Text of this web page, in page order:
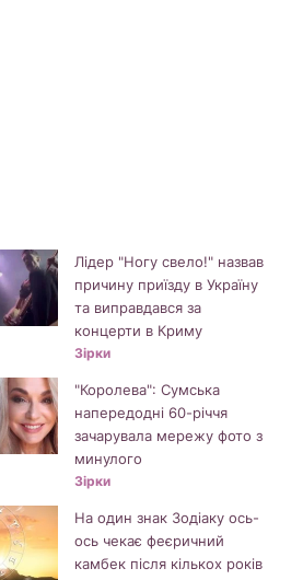
Лідер "Ногу свело!" назвав
причину приїзду в Україну
та виправдався за
концерти в Криму
Зірки
"Королева": Сумська
напередодні 60-річчя
зачарувала мережу фото з
минулого
Зірки
На один знак Зодіаку ось-
ось чекає феєричний
камбек після кількох років